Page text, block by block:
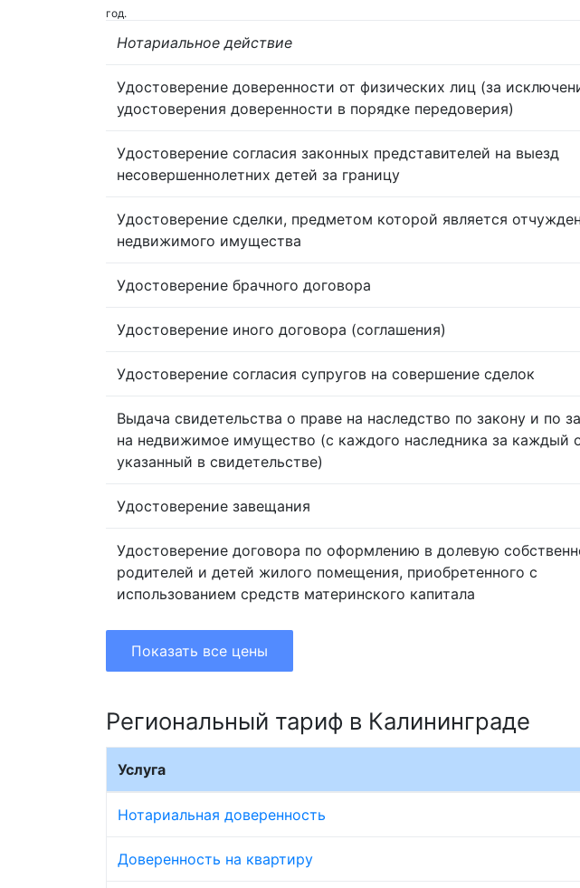
год.
Нотариальное действие
Удостоверение доверенности от физических лиц (за
удостоверения доверенности в порядке передоверия)
Удостоверение согласия законных представителей на выезд
несовершеннолетних детей за границу
Удостоверение сделки, предметом которой является
недвижимого имущества
Удостоверение брачного договора
Удостоверение иного договора (соглашения)
Удостоверение согласия супругов на совершение сделок
Выдача свидетельства о праве на наследство по закону и по
на недвижимое имущество (с каждого наследника за каждый
указанный в свидетельстве)
Удостоверение завещания
Удостоверение договора по оформлению в долевую
родителей и детей жилого помещения, приобретенного с
использованием средств материнского капитала
Показать все цены
Региональный тариф в Калининграде
Услуга
Нотариальная доверенность
Доверенность на квартиру